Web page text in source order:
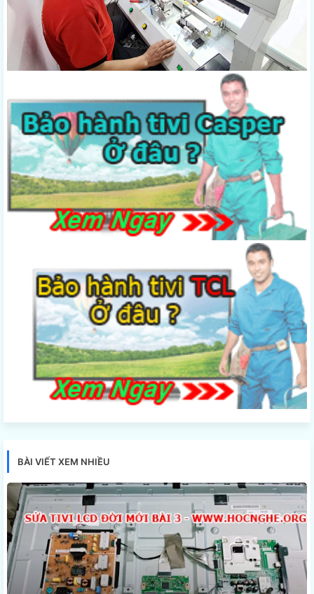
BÀI VIẾT XEM NHIỀU